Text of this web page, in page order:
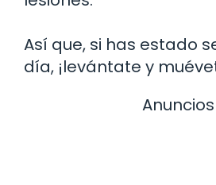
Así que, si has estado
día, ¡levántate y
Anuncios